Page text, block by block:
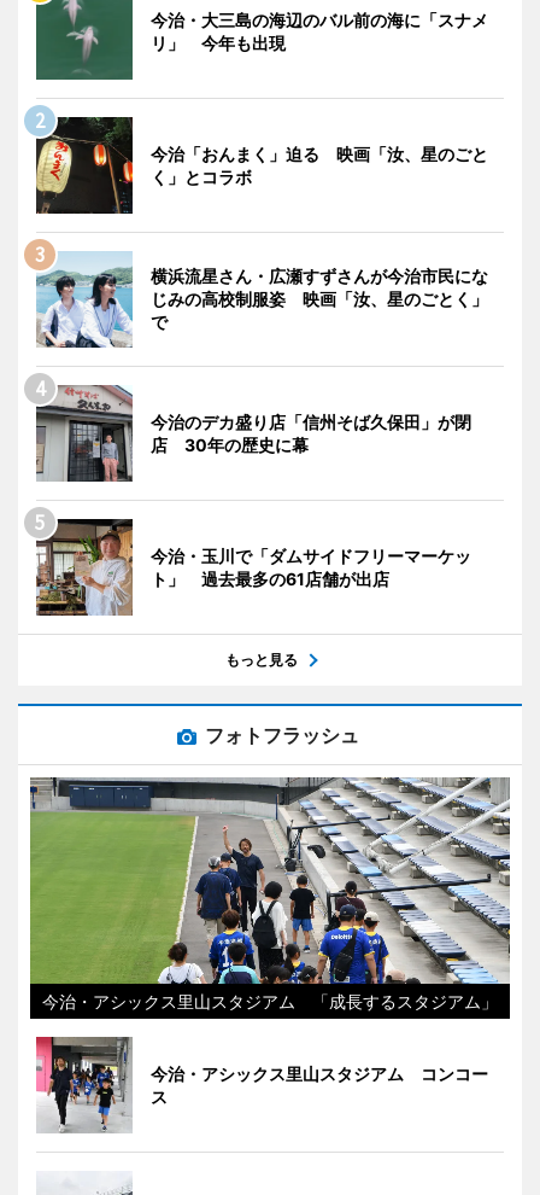
今治・大三島の海辺のバル前の海に「スナメ
リ」 今年も出現
今治「おんまく」迫る 映画「汝、星のごと
く」とコラボ
横浜流星さん・広瀬すずさんが今治市民にな
じみの高校制服姿 映画「汝、星のごとく」
で
今治のデカ盛り店「信州そば久保田」が閉
店 30年の歴史に幕
今治・玉川で「ダムサイドフリーマーケッ
ト」 過去最多の61店舗が出店
もっと見る
フォトフラッシュ
今治・アシックス里山スタジアム 「成長するスタジアム」
今治・アシックス里山スタジアム コンコー
ス